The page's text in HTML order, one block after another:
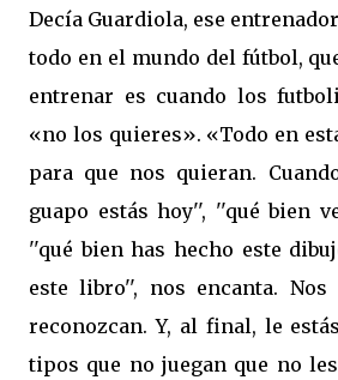
Decía Guardiola, ese
todo en el mundo del fútbol,
entrenar es cuando los
«no los quieres». «Todo en
para que nos quieran.
guapo estás hoy'', ''qué bien
''qué bien has hecho este
este libro'', nos encanta. Nos
reconozcan. Y, al final, le
tipos que no juegan que no